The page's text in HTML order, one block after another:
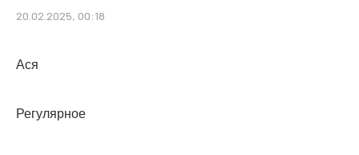
20.02.2025, 00:18
Ася
Регулярное